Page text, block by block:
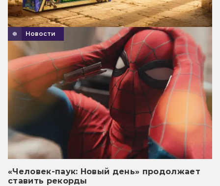
Новости
«Человек-паук: Новый день» продолжает
ставить рекорды